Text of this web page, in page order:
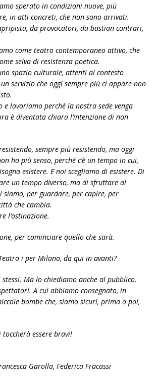
sperato in condizioni nuove, più
in atti concreti, che non sono arrivati.
da provocatori, da bastian contrari,
come teatro contemporaneo attivo, che
selva di resistenza poetica.
spazio culturale, attenti al contesto
servizio che oggi sempre più ci appare non
e lavoriamo perché la nostra sede venga
è diventata chiara l’intenzione di non
sempre più resistendo, ma oggi
ha più senso, perché c’è un tempo in cui,
esistere. E noi scegliamo di esistere. Di
un tempo diverso, ma di sfruttare al
siamo, per guardare, per capire, per
che cambia.
l’ostinazione.
per cominciare quello che sarà.
i per Milano, da qui in avanti?
Ma lo chiediamo anche al pubblico.
A cui abbiamo consegnato, in
bombe che, siamo sicuri, prima o poi,
essere bravi!
Garolla, Federica Fracassi